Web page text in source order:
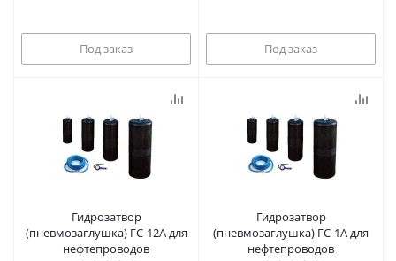
Под заказ Под заказ
Гидрозатвор
(пневмозаглушка) ГС-12А для
нефтепроводов
Гидрозатвор
(пневмозаглушка) ГС-1А для
нефтепроводов